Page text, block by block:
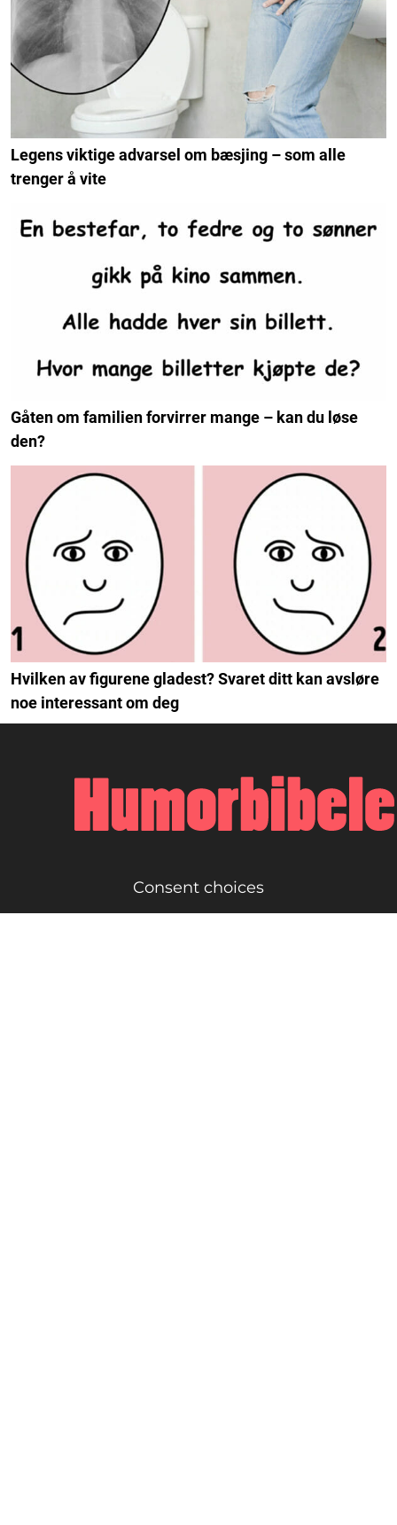
Legens viktige advarsel om bæsjing – som alle
trenger å vite
Gåten om familien forvirrer mange – kan du løse
den?
Hvilken av figurene gladest? Svaret ditt kan avsløre
noe interessant om deg
Consent choices